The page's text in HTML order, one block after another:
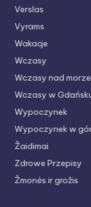
Verslas
Vyrams
Wakacje
Wczasy
Wczasy nad
Wczasy w
Wypoczynek
Wypoczynek w
Žaidimai
Zdrowe Przepisy
Žmonės ir grožis